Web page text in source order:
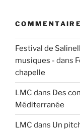
Festival de
musiques - dans
chapelle
LMC dans Des
Méditerranée
LMC dans Un